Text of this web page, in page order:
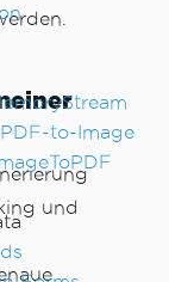
to-Image
und